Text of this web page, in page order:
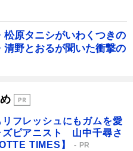
原タニシがいわくつきの
野とおるが聞いた衝撃の
フレッシュにもガムを愛
ズピアニスト 山中千尋さ
TIMES】
PR